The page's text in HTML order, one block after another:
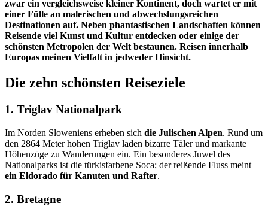
zwar ein vergleichsweise kleiner Kontinent, doch wartet er mit
einer Fülle an malerischen und abwechslungsreichen
Destinationen auf. Neben phantastischen Landschaften können
Reisende viel Kunst und Kultur entdecken oder einige der
schönsten Metropolen der Welt bestaunen. Reisen innerhalb
Europas meinen Vielfalt in jedweder Hinsicht.
Die zehn schönsten Reiseziele
1. Triglav Nationalpark
Im Norden Sloweniens erheben sich die Julischen Alpen. Rund um
den 2864 Meter hohen Triglav laden bizarre Täler und markante
Höhenzüge zu Wanderungen ein. Ein besonderes Juwel des
Nationalparks ist die türkisfarbene Soca; der reißende Fluss meint
ein Eldorado für Kanuten und Rafter.
2. Bretagne